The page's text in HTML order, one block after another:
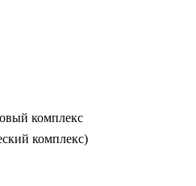
комплекс
комплекс)